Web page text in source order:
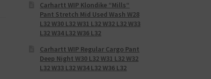
Carhartt WIP Klondike “Mills“
Pant Stretch Mid Used Wash W28
L32 W30 L32 W31 L32 W32 L32 W33
L32 W34 L32 W36 L32
Carhartt WIP Regular Cargo Pant
Deep Night W30 L32 W31 L32 W32
L32 W33 L32 W34 L32 W36 L32